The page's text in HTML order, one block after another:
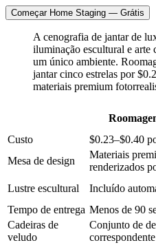
Começar Home Staging — Grátis
A cenografia de jantar de
iluminação escultural e arte
um único ambiente.
jantar cinco estrelas por
materiais premium
Custo
$0.23–$0.40
Mesa de design
Materiais
renderizados
Lustre escultural
Incluído
Tempo de entrega Menos de 90
Cadeiras de
veludo
Conjunto de
correspondente